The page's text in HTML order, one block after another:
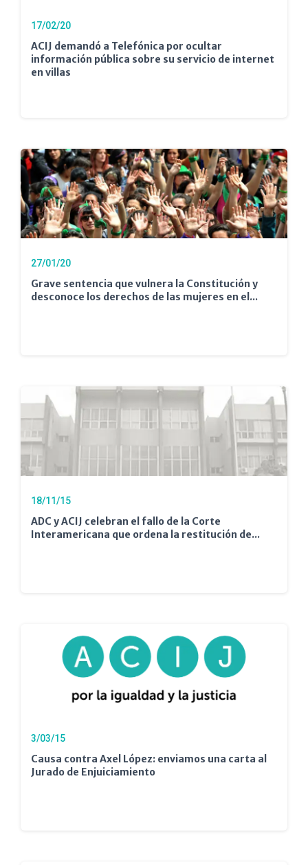
17/02/20
ACIJ demandó a Telefónica por ocultar
información pública sobre su servicio de internet
en villas
27/01/20
Grave sentencia que vulnera la Constitución y
desconoce los derechos de las mujeres en el...
18/11/15
ADC y ACIJ celebran el fallo de la Corte
Interamericana que ordena la restitución de...
3/03/15
Causa contra Axel López: enviamos una carta al
Jurado de Enjuiciamiento